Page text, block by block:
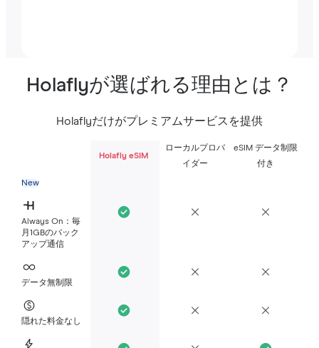
Holaflyが選ばれる理由とは？
Holaflyだけがプレミアムサービスを提供
Holafly eSIM
ローカルプロバ
イダー
eSIM データ制限
付き
New
Always On：毎
月1GBのバック
アップ通信
データ無制限
隠れた料金なし